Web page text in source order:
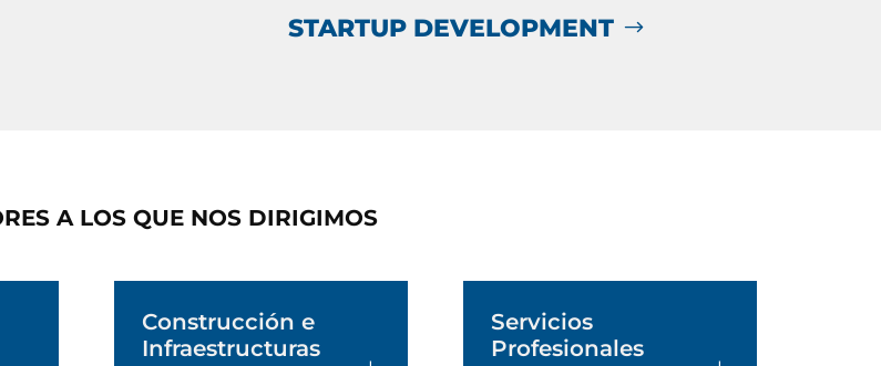
STARTUP DEVELOPMENT
A LOS QUE NOS DIRIGIMOS
Construcción e
Infraestructuras
Servicios
Profesionales